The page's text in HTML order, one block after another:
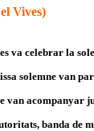
Vives)
va celebrar la
solemne van
van acompanyar
banda de